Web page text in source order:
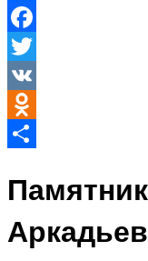
Отправить
Facebook
Twitter
VK
Odnoklassniki